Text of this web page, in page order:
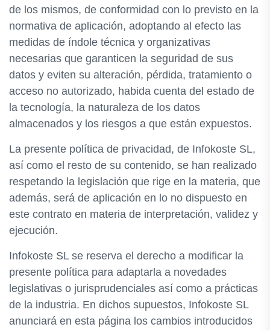
de los mismos, de conformidad con lo previsto en la
normativa de aplicación, adoptando al efecto las
medidas de índole técnica y organizativas
necesarias que garanticen la seguridad de sus
datos y eviten su alteración, pérdida, tratamiento o
acceso no autorizado, habida cuenta del estado de
la tecnología, la naturaleza de los datos
almacenados y los riesgos a que están expuestos.
La presente política de privacidad, de Infokoste SL,
así como el resto de su contenido, se han realizado
respetando la legislación que rige en la materia, que
además, será de aplicación en lo no dispuesto en
este contrato en materia de interpretación, validez y
ejecución.
Infokoste SL se reserva el derecho a modificar la
presente política para adaptarla a novedades
legislativas o jurisprudenciales así como a prácticas
de la industria. En dichos supuestos, Infokoste SL
anunciará en esta página los cambios introducidos